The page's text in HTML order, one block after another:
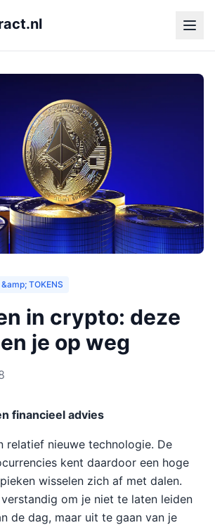
TOKENS
in crypto: deze
je op weg
financieel advies
relatief nieuwe technologie. De
kent daardoor een hoge
wisselen zich af met dalen.
om je niet te laten leiden
de dag, maar uit te gaan van je